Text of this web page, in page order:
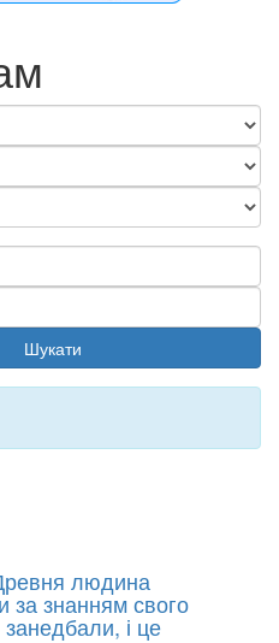
Шукати
людина
за знанням свого
і це